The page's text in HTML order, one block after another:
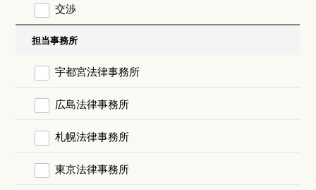
交渉
担当事務所
宇都宮法律事務所
広島法律事務所
札幌法律事務所
東京法律事務所